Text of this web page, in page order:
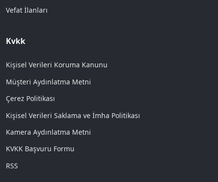
Vefat İlanları
Kvkk
Kişisel Verileri Koruma Kanunu
Müşteri Aydınlatma Metni
Çerez Politikası
Kişisel Verileri Saklama ve İmha Politikası
Kamera Aydınlatma Metni
KVKK Başvuru Formu
RSS